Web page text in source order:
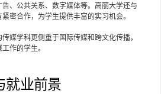
、公共关系、数字媒体等。高丽大学还与
密合作，为学生提供丰富的实习机会。
媒学科更侧重于国际传媒和跨文化传播，
作的学生。
就业前景